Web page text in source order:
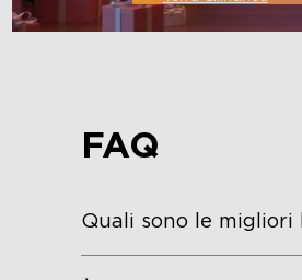
FAQ
Quali sono le